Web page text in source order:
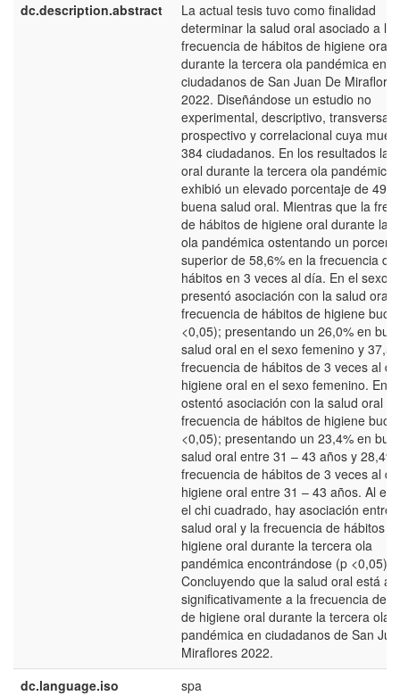
dc.description.abstract
La actual tesis tuvo como finalidad
determinar la salud oral asociado a la
frecuencia de hábitos de higiene oral
durante la tercera ola pandémica en
ciudadanos de San Juan De Miraflores
2022. Diseñándose un estudio no
experimental, descriptivo, transversal,
prospectivo y correlacional cuya
384 ciudadanos. En los resultados la
oral durante la tercera ola pandémica
exhibió un elevado porcentaje de
buena salud oral. Mientras que la
de hábitos de higiene oral durante la
ola pandémica ostentando un
superior de 58,6% en la frecuencia de
hábitos en 3 veces al día. En el sexo
presentó asociación con la salud oral y
frecuencia de hábitos de higiene
<0,05); presentando un 26,0% en
salud oral en el sexo femenino y
frecuencia de hábitos de 3 veces al
higiene oral en el sexo femenino. En
ostentó asociación con la salud oral y
frecuencia de hábitos de higiene
<0,05); presentando un 23,4% en
salud oral entre 31 – 43 años y 28,4%
frecuencia de hábitos de 3 veces al
higiene oral entre 31 – 43 años. Al
el chi cuadrado, hay asociación entre
salud oral y la frecuencia de hábitos
higiene oral durante la tercera ola
pandémica encontrándose (p <0,05).
Concluyendo que la salud oral está
significativamente a la frecuencia de
de higiene oral durante la tercera ola
pandémica en ciudadanos de San
Miraflores 2022.
dc.language.iso
spa